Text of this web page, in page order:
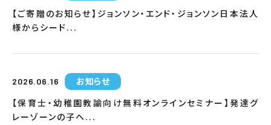
【ご寄贈のお知らせ】ジョンソン・エンド・ジョンソン日本法人
様からシード...
2026.06.16
お知らせ
【保育士・幼稚園教諭向け無料オンラインセミナー】発達グ
レーゾーンの子へ...